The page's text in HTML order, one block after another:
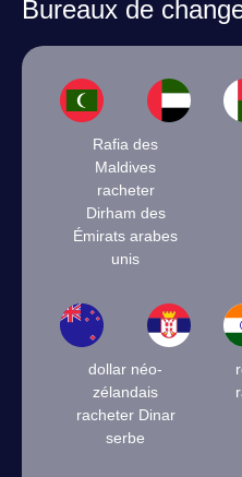
Bureaux de
Rafia des
Maldives
racheter
Dirham des
Émirats arabes
unis
dollar néo-
zélandais
racheter Dinar
serbe